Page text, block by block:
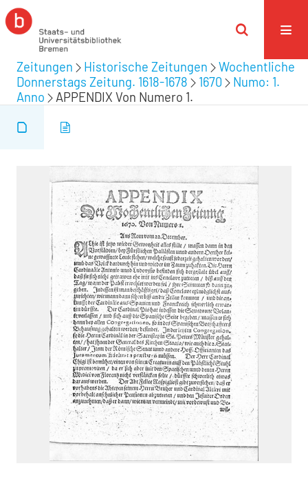
Zeitungen Historische Zeitungen
Wochentliche
Donnerstags Zeitung. 1618-1678
1670
Numo: 1.
Anno
APPENDIX Von Numero 1.